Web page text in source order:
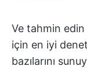
Ve tahmin edin
için en iyi
bazılarını